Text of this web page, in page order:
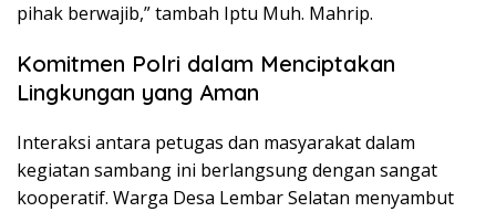
pihak berwajib,” tambah Iptu Muh. Mahrip.
Komitmen Polri dalam Menciptakan
Lingkungan yang Aman
Interaksi antara petugas dan masyarakat dalam
kegiatan sambang ini berlangsung dengan sangat
kooperatif. Warga Desa Lembar Selatan menyambut